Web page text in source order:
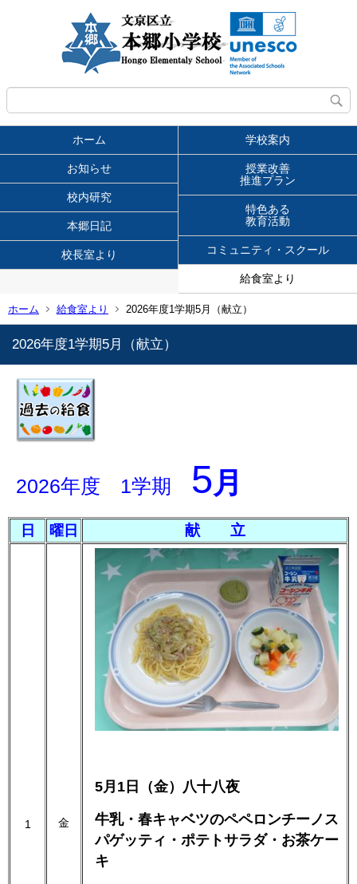
ホーム 学校案内
お知らせ
授業改善
推進プラン
校内研究
特色ある
教育活動
本郷日記
コミュニティ・スクール
校長室より
給食室より
ホーム 給食室より 2026年度1学期5月（献立）
2026年度1学期5月（献立）
2026年度 1学期 5月
日 曜日 献 立
1 金
5月1日（金）八十八夜
牛乳・春キャベツのペペロンチーノス
パゲッティ・ポテトサラダ・お茶ケー
キ